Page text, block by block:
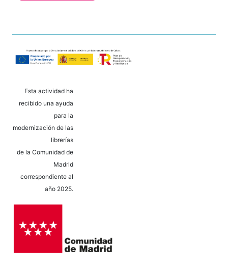
Esta actividad ha
recibido una ayuda
para la
modernización de las
librerías
de la Comunidad de
Madrid
correspondiente al
año 2025.